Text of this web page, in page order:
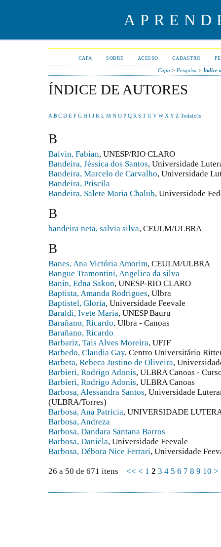
CAPA SOBRE ACESSO CADASTRO
Capa > Pesquisa > Índice
ÍNDICE DE AUTORES
A B C D E F G H I J K L M N O P Q R S T U V W X Y Z Toda(o)s
B
Balvin, Fabian, UNESP/RIO CLARO
Bandeira, Jéssica dos Santos, Universidade
Bandeira, Marcelo de Carvalho, Universidade
Bandeira, Priscila
Bandeira, Salete Maria Chalub, Universidade
B
bandeira neta, salvia silva, CEULM/ULBRA
B
Banes, Ana Victória Amorim, CEULM/ULBRA
Bangue Tramontini, Angelica da silva
Banin, Edna Sakon, UNESP-RIO CLARO
Baptista, Amanda Rodrigues, Ulbra
Baptistel, Gloria, Universidade Feevale
Baraldi, Ivete Maria, UNESP Bauru
Barañano, Ricardo, Ulbra - Canoas
Barañano, Ricardo
Barbariz, Tais Alves Moreira, UFJF
Barbedo, Claudia Gay, Centro Universitário
Barbeta, Rebeca Justino de Oliveira,
Barbieri, Rodrigo Adonis, ULBRA Canoas -
Barbieri, Rodrigo Adonis, ULBRA Canoas
Barbosa, Alessandra Santos, Universidade
(ULBRA/Torres)
Barbosa, Ana Patricia, UNIVERSIDADE
Barbosa, Andreza
Barbosa, Dandara Santana Barros
Barbosa, Daniela, Universidade Feevale
Barbosa, Débora Nice Ferrari, Universidade
26 a 50 de 671 itens << < 1 2 3 4 5 6 7 8 9 10 >